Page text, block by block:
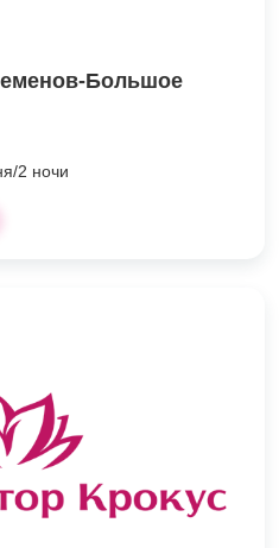
Большое
2 ночи